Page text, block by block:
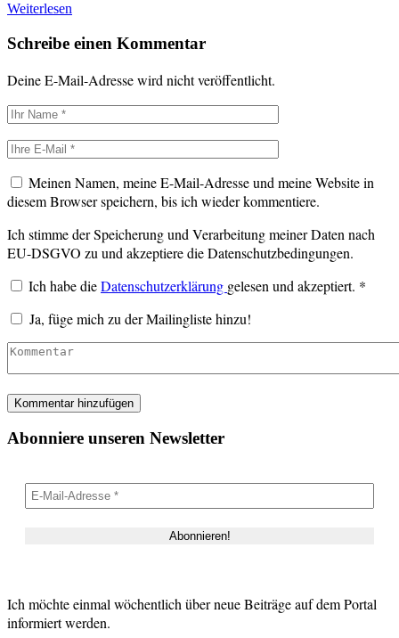
Weiterlesen
Schreibe einen Kommentar
Deine E-Mail-Adresse wird nicht veröffentlicht.
Meinen Namen, meine E-Mail-Adresse und meine Website in
diesem Browser speichern, bis ich wieder kommentiere.
Ich stimme der Speicherung und Verarbeitung meiner Daten nach
EU-DSGVO zu und akzeptiere die Datenschutzbedingungen.
Ich habe dieDatenschutzerklärung gelesen und akzeptiert. *
Ja, füge mich zu der Mailingliste hinzu!
Abonniere unseren Newsletter
Ich möchte einmal wöchentlich über neue Beiträge auf dem Portal
informiert werden.